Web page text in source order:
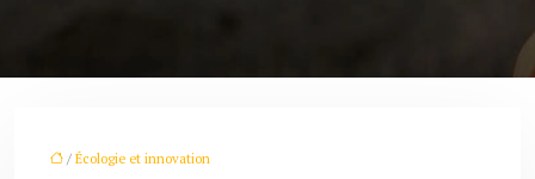
/ Écologie et innovation